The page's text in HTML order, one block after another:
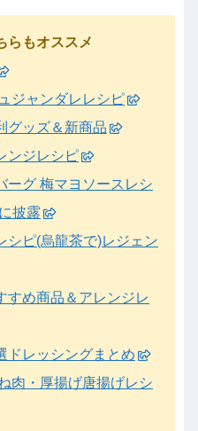
らもオススメ
ジャンダレレシピ
グッズ＆新商品
ンジレシピ
ーグ 梅マヨソースレシ
披露
シピ(烏龍茶で)レジェン
すめ商品＆アレンジレ
ドレッシングまとめ
肉・厚揚げ唐揚げレシ